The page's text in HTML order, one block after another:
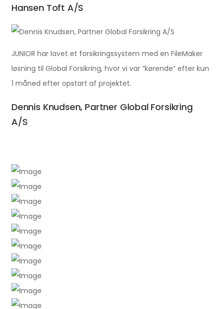
Hansen Toft A/S
JUNIOR har lavet et forsikringssystem med en FileMaker
løsning til Global Forsikring, hvor vi var ”kørende” efter kun
1 måned efter opstart af projektet.
Dennis Knudsen, Partner Global Forsikring
A/S